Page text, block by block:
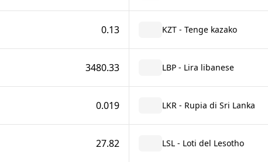
0.13 KZT - Tenge kazako
3480.33 LBP - Lira libanese
0.019 LKR - Rupia di Sri Lanka
27.82 LSL - Loti del Lesotho